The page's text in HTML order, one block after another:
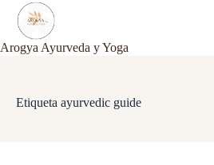
Saltar
contenido
Arogya Ayurveda y Yoga
Etiqueta ayurvedic guide